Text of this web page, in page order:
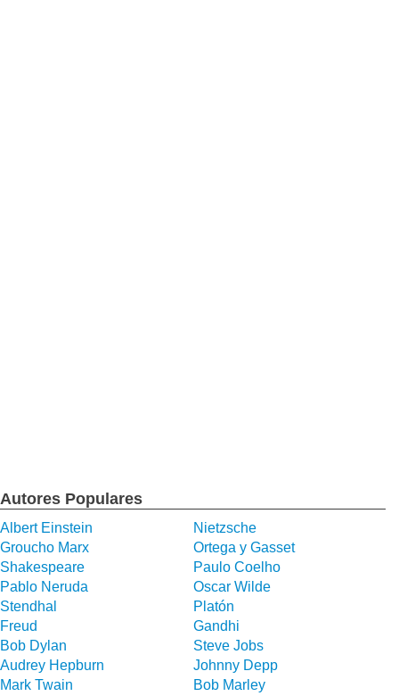
Autores Populares
Albert Einstein
Nietzsche
Groucho Marx
Ortega y Gasset
Shakespeare
Paulo Coelho
Pablo Neruda
Oscar Wilde
Stendhal
Platón
Freud
Gandhi
Bob Dylan
Steve Jobs
Audrey Hepburn
Johnny Depp
Mark Twain
Bob Marley